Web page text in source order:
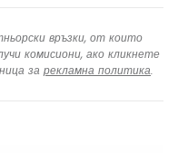
връзки, от които
комисиони, ако кликнете
за рекламна политика.